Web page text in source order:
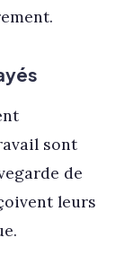
sont
de
leurs